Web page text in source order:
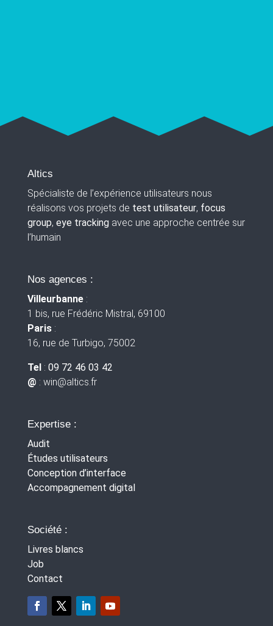
Altics
Spécialiste de l’expérience utilisateurs nous
réalisons vos projets de test utilisateur, focus
group, eye trackingavec une approche centrée sur
l’humain
Nos agences :
Villeurbanne :
1 bis, rue Frédéric Mistral, 69100
Paris:
16, rue de Turbigo, 75002
Tel : 09 72 46 03 42
@ : win@altics.fr
Expertise :
Audit
Études utilisateurs
Conception d’interface
Accompagnement digital
Société :
Livres blancs
Job
Contact